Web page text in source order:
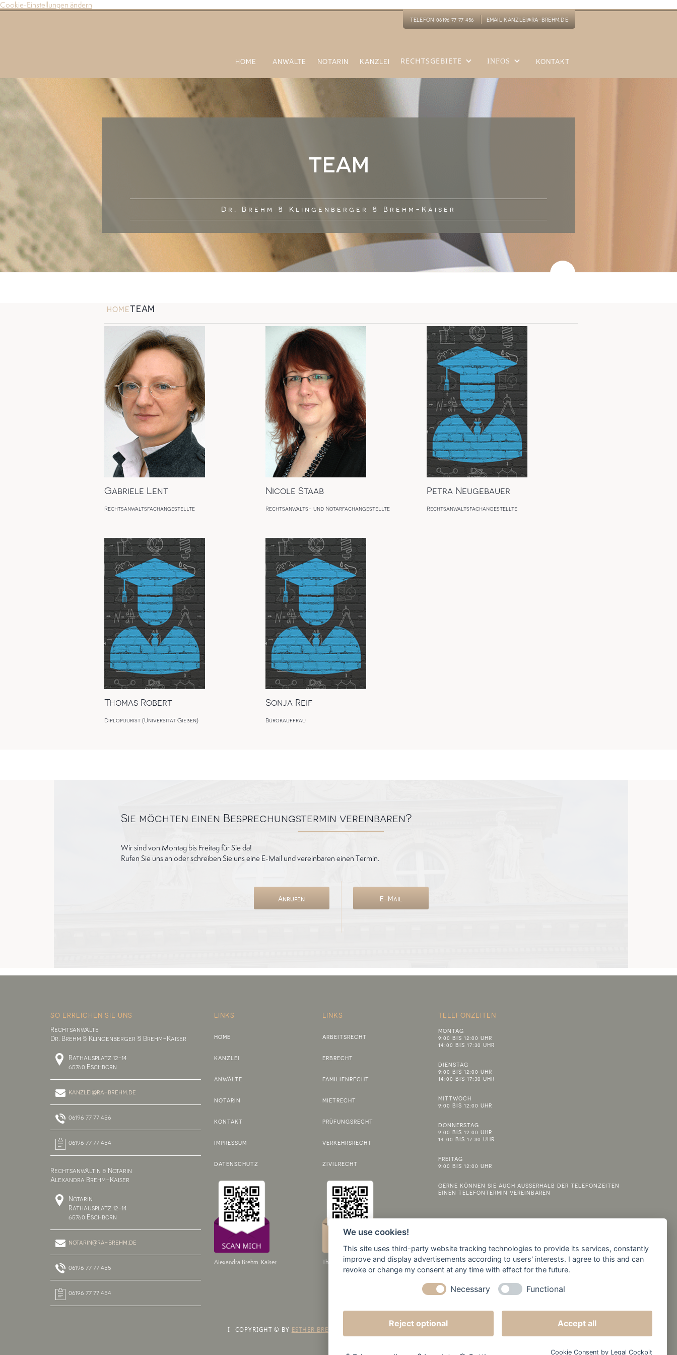
Cookie-Einstellungen ändern
TELEFON 06196 77 77 456 EMAIL KANZLEI@RA-BREHM.DE
HOME ANWÄLTE NOTARIN KANZLEI RECHTSGEBIETE INFOS KONTAKT
TEAM
Dr. Brehm § Klingenberger § Brehm-Kaiser
HOMETEAM
Gabriele Lent
Rechtsanwaltsfachangestellte
Nicole Staab
Rechtsanwalts- und Notarfachangestellte
Petra Neugebauer
Rechtsanwaltsfachangestellte
Thomas Robert
Diplomjurist (Universität Gießen)
Sonja Reif
Bürokauffrau
Sie möchten einen Besprechungstermin vereinbaren?
Wir sind von Montag bis Freitag für Sie da!
Rufen Sie uns an oder schreiben Sie uns eine E-Mail und vereinbaren einen Termin.
Anrufen E-Mail
SO ERREICHEN SIE UNS
Rechtsanwälte
Dr. Brehm § Klingenberger § Brehm-Kaiser
Rathausplatz 12-14
65760 Eschborn
kanzlei@ra-brehm.de
06196 77 77 456
06196 77 77 454
Rechtsanwältin & Notarin
Alexandra Brehm-Kaiser
Notarin
Rathausplatz 12-14
65760 Eschborn
notarin@ra-brehm.de
06196 77 77 455
06196 77 77 454
I COPYRIGHT © BY ESTHER BREHM I
LINKS
HOME
KANZLEI
ANWÄLTE
NOTARIN
KONTAKT
IMPRESSUM
DATENSCHUTZ
Alexandra Brehm-Kaiser
LINKS
ARBEITSRECHT
ERBRECHT
FAMILIENRECHT
MIETRECHT
PRÜFUNGSRECHT
VERKEHRSRECHT
ZIVILRECHT
Thomas Klingenberger
TELEFONZEITEN
MONTAG
9:00 BIS 12:00 UHR
14:00 BIS 17:30 UHR
DIENSTAG
9:00 BIS 12:00 UHR
14:00 BIS 17:30 UHR
MITTWOCH
9:00 BIS 12:00 UHR
DONNERSTAG
9:00 BIS 12:00 UHR
14:00 BIS 17:30 UHR
FREITAG
9:00 BIS 12:00 UHR
GERNE KÖNNEN SIE AUCH AUSSERHALB DER TELEFONZEITEN
EINEN TELEFONTERMIN VEREINBAREN
We use cookies!
This site uses third-party website tracking technologies to provide its services, constantly
improve and display advertisements according to users' interests. I agree to this and can
revoke or change my consent at any time with effect for the future.
Necessary Functional
Reject optional Accept all
Cookie Consent by Legal Cockpit